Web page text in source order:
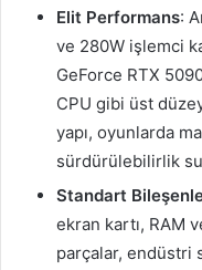
Elit Performans:
ve 280W işlemci
GeForce RTX
CPU gibi üst
yapı, oyunlarda
sürdürülebilirlik
Standart
ekran kartı, RAM
parçalar, endüstri